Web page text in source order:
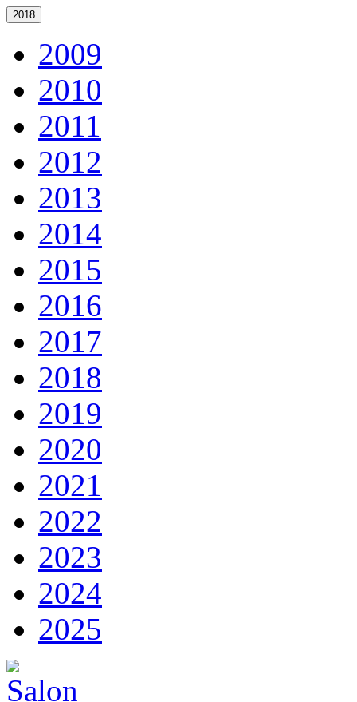
2018
2009
2010
2011
2012
2013
2014
2015
2016
2017
2018
2019
2020
2021
2022
2023
2024
2025